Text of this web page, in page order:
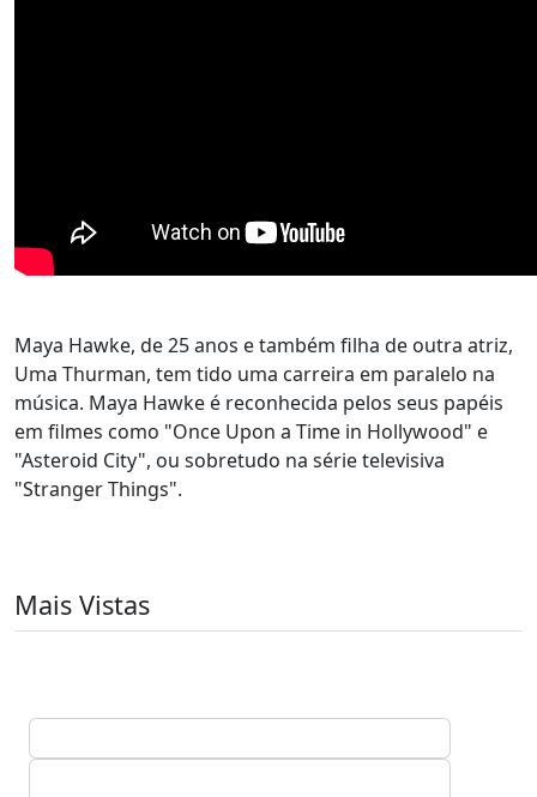
Maya Hawke, de 25 anos e também filha de outra atriz,
Uma Thurman, tem tido uma carreira em paralelo na
música. Maya Hawke é reconhecida pelos seus papéis
em filmes como "Once Upon a Time in Hollywood" e
"Asteroid City", ou sobretudo na série televisiva
"Stranger Things".
Mais Vistas